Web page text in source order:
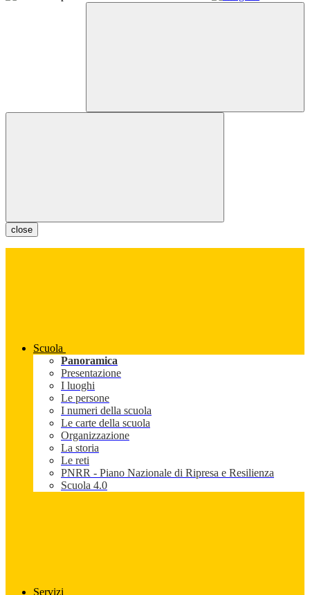
close
Scuola
Panoramica
Presentazione
I luoghi
Le persone
I numeri della scuola
Le carte della scuola
Organizzazione
La storia
Le reti
PNRR - Piano Nazionale di Ripresa e Resilienza
Scuola 4.0
Servizi